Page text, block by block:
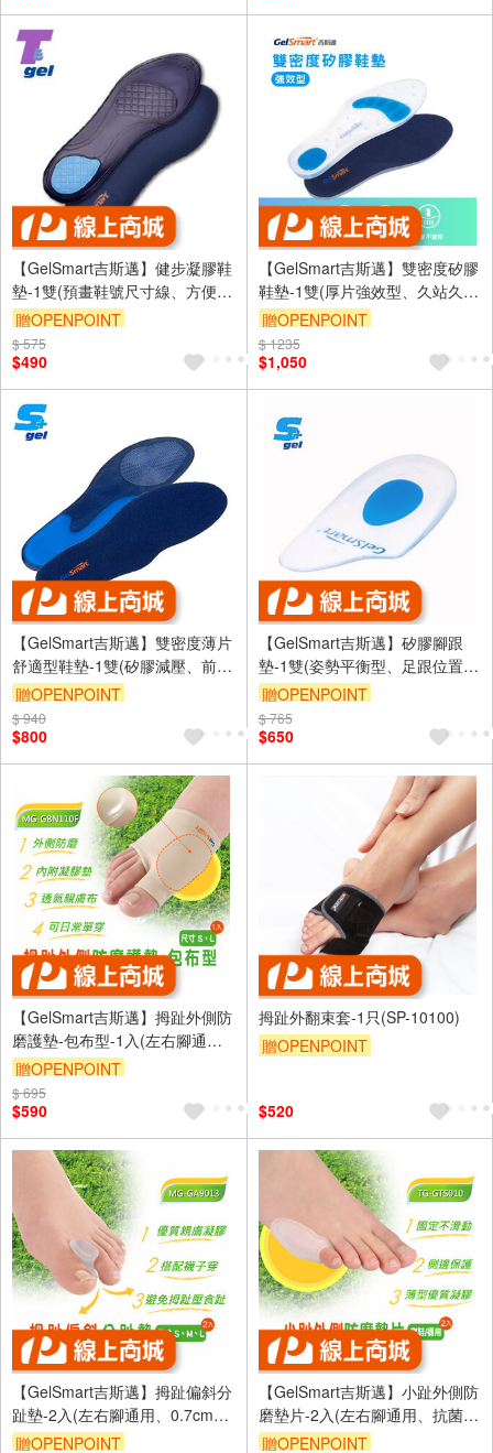
【GelSmart吉斯邁】健步凝膠鞋
墊-1雙(預畫鞋號尺寸線、方便自
行剪裁、TG-GI740F)
贈OPENPOINT
訂單滿999享9折
$ 575
$490
【GelSmart吉斯邁】雙密度矽膠
鞋墊-1雙(厚片強效型、久站久走
必備、足底吸震減壓、SI-
SI502D)
贈OPENPOINT
訂單滿999享9折
$ 1235
$1,050
【GelSmart吉斯邁】雙密度薄片
舒適型鞋墊-1雙(矽膠減壓、前掌
波紋吸震、適用多種鞋款、SI-
SI732DF)
贈OPENPOINT
訂單滿999享9折
$ 940
$800
【GelSmart吉斯邁】矽膠腳跟
墊-1雙(姿勢平衡型、足跟位置吸
震強化、SI-SH301D)
贈OPENPOINT
訂單滿999享9折
$ 765
$650
【GelSmart吉斯邁】拇趾外側防
磨護墊-包布型-1入(左右腳通
用、抗菌布料、親膚舒適、MG-
GBN110F)
贈OPENPOINT
訂單滿999享9折
$ 695
$590
拇趾外翻束套-1只(SP-10100)
贈OPENPOINT
$520
【GelSmart吉斯邁】拇趾偏斜分
趾墊-2入(左右腳通用、0.7cm分
趾墊、獨特凝膠抗菌親膚、MG-
贈OPENPOINT
【GelSmart吉斯邁】小趾外側防
磨墊片-2入(左右腳通用、抗菌防
臭、親膚舒適、TG-GTS010)
贈OPENPOINT